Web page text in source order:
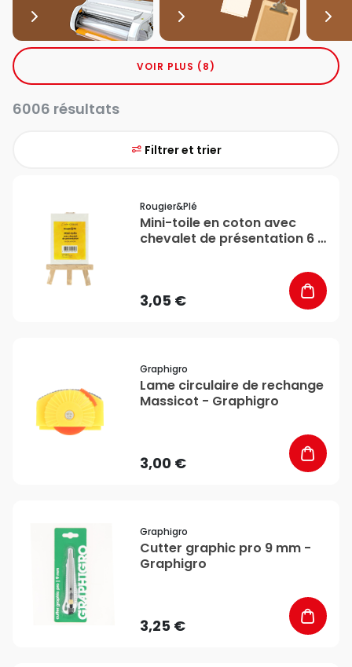
VOIR PLUS (8)
6006 résultats
Filtrer et trier
Rougier&plé
Mini-toile en coton avec
chevalet de présentation 6 x
3,05 €
Graphigro
Lame circulaire de rechange
Massicot - Graphigro
3,00 €
Graphigro
Cutter graphic pro 9 mm -
Graphigro
3,25 €